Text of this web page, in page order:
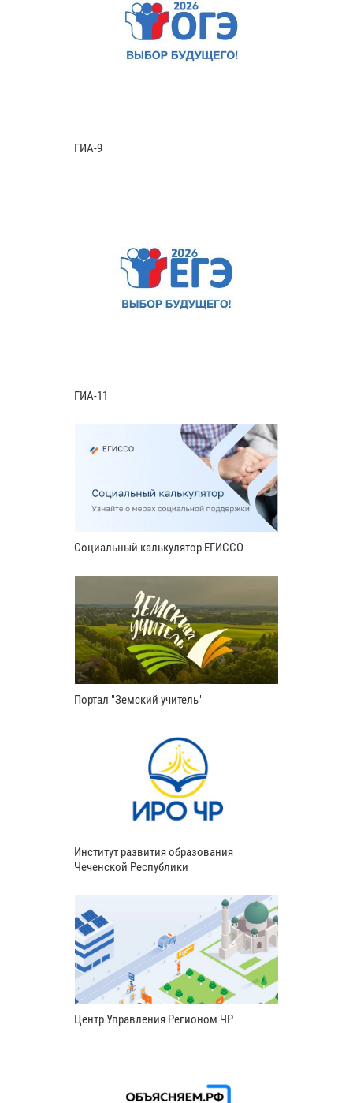
ГИА-9
ГИА-11
Социальный калькулятор ЕГИССО
Портал "Земский учитель"
Институт развития образования
Чеченской Республики
Центр Управления Регионом ЧР